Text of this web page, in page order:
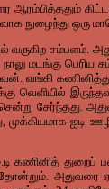
ஆரம்பித்ததும்
நுழைந்து ஒரு
சம்பளம்.
மடங்கு பெரிய
வெளியில்
சேர்ந்தது.
முக்கியமாக
கணினித்
அதுவரை